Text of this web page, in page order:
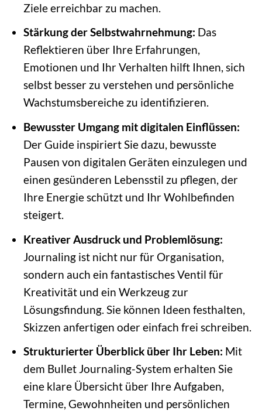
Ziele erreichbar zu machen.
Stärkung der Selbstwahrnehmung: Das
Reflektieren über Ihre Erfahrungen,
Emotionen und Ihr Verhalten hilft Ihnen, sich
selbst besser zu verstehen und persönliche
Wachstumsbereiche zu identifizieren.
Bewusster Umgang mit digitalen Einflüssen:
Der Guide inspiriert Sie dazu, bewusste
Pausen von digitalen Geräten einzulegen und
einen gesünderen Lebensstil zu pflegen, der
Ihre Energie schützt und Ihr Wohlbefinden
steigert.
Kreativer Ausdruck und Problemlösung:
Journaling ist nicht nur für Organisation,
sondern auch ein fantastisches Ventil für
Kreativität und ein Werkzeug zur
Lösungsfindung. Sie können Ideen festhalten,
Skizzen anfertigen oder einfach frei schreiben.
Strukturierter Überblick über Ihr Leben: Mit
dem Bullet Journaling-System erhalten Sie
eine klare Übersicht über Ihre Aufgaben,
Termine, Gewohnheiten und persönlichen